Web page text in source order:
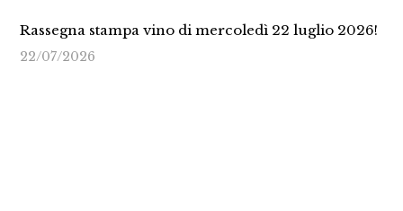
Rassegna stampa vino di mercoledì 22 luglio 2026!
22/07/2026